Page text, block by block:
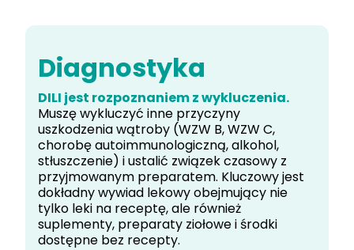
Diagnostyka
DILI jest rozpoznaniem z wykluczenia.
Muszę wykluczyć inne przyczyny
uszkodzenia wątroby (WZW B, WZW C,
chorobę autoimmunologiczną, alkohol,
stłuszczenie) i ustalić związek czasowy z
przyjmowanym preparatem. Kluczowy jest
dokładny wywiad lekowy obejmujący nie
tylko leki na receptę, ale również
suplementy, preparaty ziołowe i środki
dostępne bez recepty.